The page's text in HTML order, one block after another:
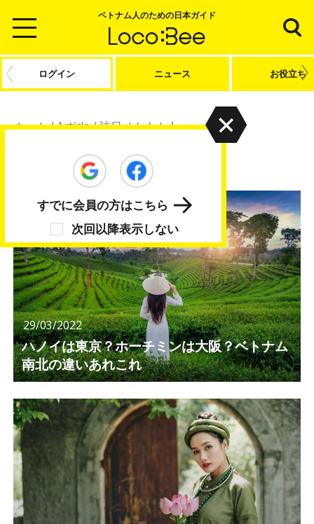
ベトナム人のための日本ガイド
ログイン ニュース お役立ち
ホーム/Article/訪日ベトナム人
訪日ベトナム人
29/03/2022
ハノイは東京？ホーチミンは大阪？ベトナム
南北の違いあれこれ
次回以降表示しない
すでに会員の方はこちら